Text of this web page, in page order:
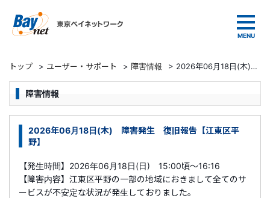
トップ > ユーザー・サポート > 障害情報 > 2026年06月18日(木) 障害発生 復旧報告【江東区平野】
障害情報
2026年06月18日(木) 障害発生 復旧報告【江東区平
野】
【発生時間】2026年06月18日(日) 15:00頃～16:16
【障害内容】江東区平野の一部の地域におきまして全てのサ
ービスが不安定な状況が発生しておりました。